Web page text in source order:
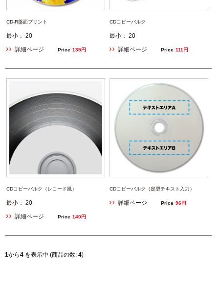
CD-R盤面プリント
最小： 20
詳細ページ
Price 135円
CDコピーバルク
最小： 20
詳細ページ
Price 111円
CDコピーバルク（レコード風）
最小： 20
詳細ページ
Price 140円
CDコピーバルク（定型テキスト入力）
詳細ページ Price 96円
1から4 を表示中 (商品の数: 4)